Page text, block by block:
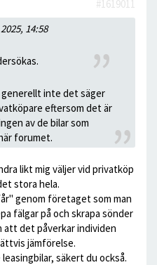
#1619011
14:58
generellt inte det säger
eftersom det är
av de bilar som
forumet.
likt mig väljer vid privatköp
stora hela.
genom företaget som man
fälgar på och skrapa sönder
det påverkar individen
jämförelse.
säkert du också.